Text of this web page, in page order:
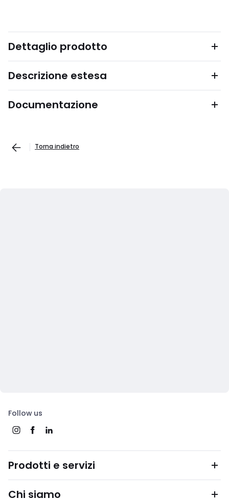
Dettaglio prodotto
Descrizione estesa
Documentazione
Torna indietro
Follow us
Prodotti e servizi
Chi siamo